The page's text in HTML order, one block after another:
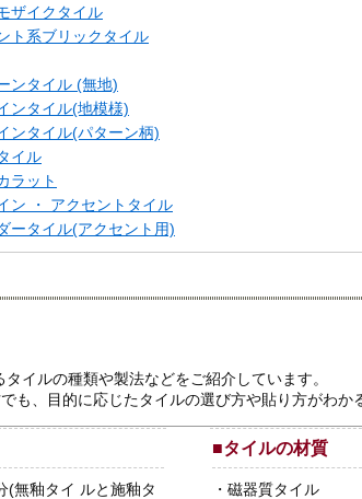
ザイクタイル
ト系ブリックタイル
ンタイル (無地)
ンタイル(地模様)
ンタイル(パターン柄)
イル
ラット
ン ・ アクセントタイル
ータイル(アクセント用)
イルの種類や製法などをご紹介しています。
も、目的に応じたタイルの選び方や貼り方がわか
(無釉タイ ルと施釉タ
■タイルの材質
・ 磁器質タイル